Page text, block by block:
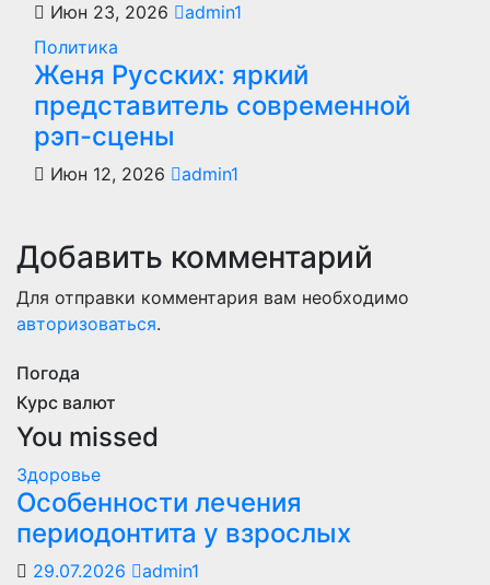
Июн 23, 2026
admin1
Политика
Женя Русских: яркий
представитель современной
рэп-сцены
Июн 12, 2026 admin1
Добавить комментарий
Для отправки комментария вам необходимо
авторизоваться.
Погода
Курс валют
You missed
Здоровье
Особенности лечения
периодонтита у взрослых
29.07.2026
admin1